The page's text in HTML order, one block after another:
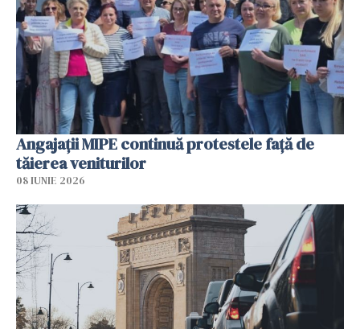
Angajaţii MIPE continuă protestele faţă de
tăierea veniturilor
08 IUNIE 2026